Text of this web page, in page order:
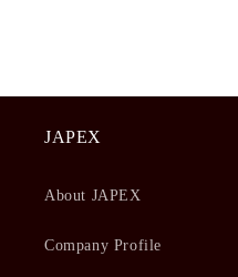
JAPEX
About JAPEX
Company Profile